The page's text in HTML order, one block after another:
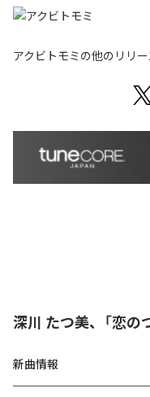
アクビトモミの他のリリー
深川 たつ美、「恋の
新曲情報